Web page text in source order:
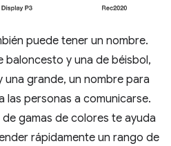
puede tener un nombre.
baloncesto y una de béisbol,
grande, un nombre para
las personas a comunicarse.
gamas de colores te ayuda
rápidamente un rango de